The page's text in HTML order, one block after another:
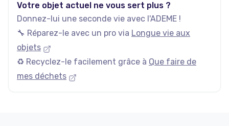
Votre objet actuel ne vous sert plus ?
Donnez-lui une seconde vie avec l'ADEME !
🔧 Réparez-le avec un pro via Longue vie aux
objets
♻️ Recyclez-le facilement grâce à Que faire de
mes déchets